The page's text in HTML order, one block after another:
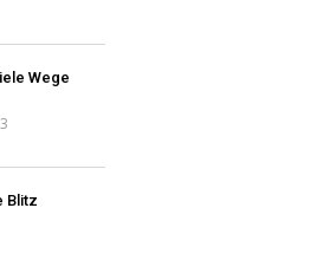
Wege
Blitz